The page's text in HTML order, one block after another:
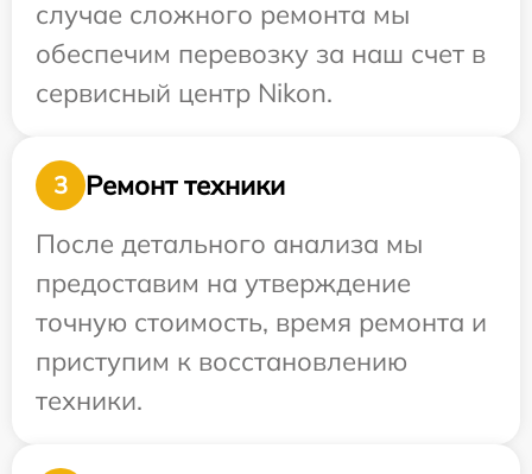
случае сложного ремонта мы
обеспечим перевозку за наш счет в
сервисный центр Nikon.
3
Ремонт техники
После детального анализа мы
предоставим на утверждение
точную стоимость, время ремонта и
приступим к восстановлению
техники.